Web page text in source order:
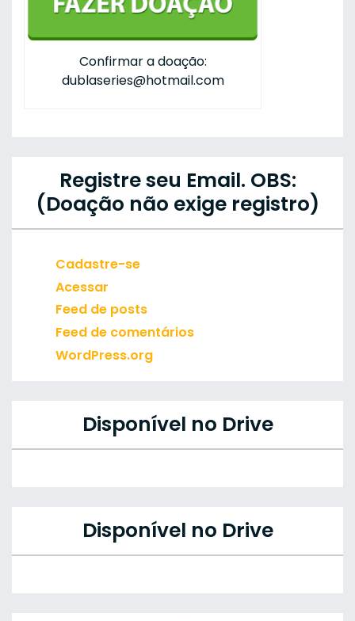
Confirmar a doação:
dublaseries@hotmail.com
Registre seu Email. OBS:
(Doação não exige registro)
Cadastre-se
Acessar
Feed de posts
Feed de comentários
WordPress.org
Disponível no Drive
Disponível no Drive